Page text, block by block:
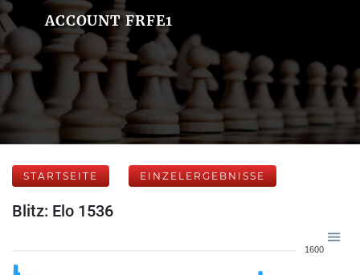
ACCOUNT FRFE1
STARTSEITE EINZELERGEBNISSE
Blitz: Elo 1536
1600